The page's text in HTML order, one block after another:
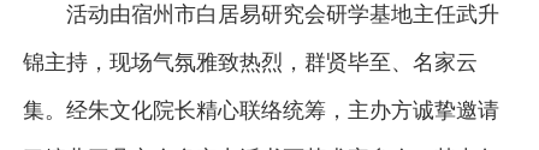
活动由宿州市白居易研究会研学基地主任武升
锦主持，现场气氛雅致热烈，群贤毕至、名家云
集。经朱文化院长精心联络统筹，主办方诚挚邀请